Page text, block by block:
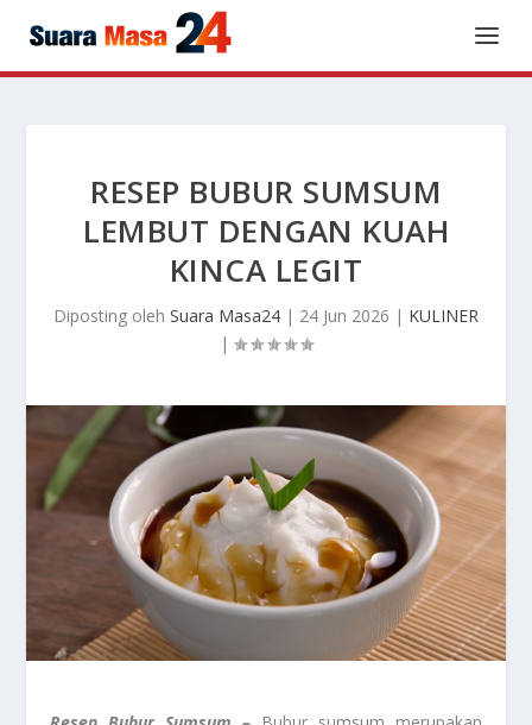
RESEP BUBUR SUMSUM
LEMBUT DENGAN KUAH
KINCA LEGIT
Diposting oleh Suara Masa24 | 24 Jun 2026 | KULINER
|